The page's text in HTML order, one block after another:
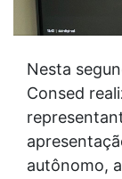
Nesta
Consed
autônomo,